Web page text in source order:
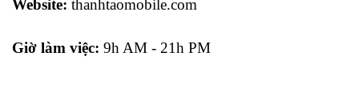
Website: thanhtaomobile.com
Giờ làm việc: 9h AM - 21h PM